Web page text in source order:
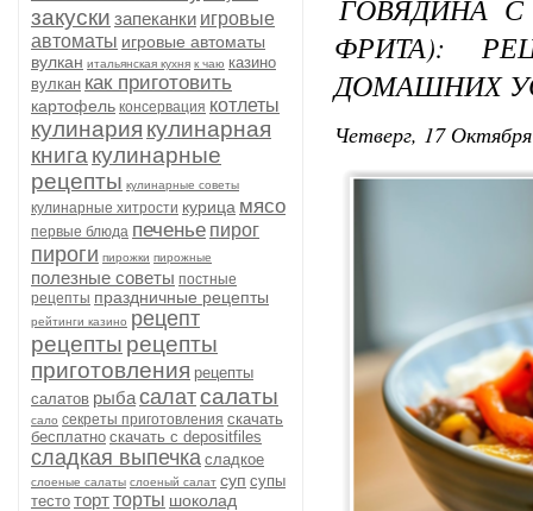
закуски запеканки игровые
автоматы игровые автоматы
вулкан итальянская кухня к чаю казино
вулкан как приготовить
картофель консервация котлеты
кулинария кулинарная
книга кулинарные
рецепты кулинарные советы
кулинарные хитрости курица мясо
первые блюда печенье пирог
пироги пирожки пирожные
полезные советы постные
рецепты праздничные рецепты
рейтинги казино рецепт
рецепты рецепты
приготовления рецепты
салатов рыбасалатсалаты
сало секреты приготовления скачать
бесплатно скачать с depositfiles
сладкая выпечка сладкое
слоеные салаты слоеный салат суп супы
тесто тортторты шоколад
ГОВЯДИНА
ФРИТА):
ДОМАШНИХ
Четверг, 17